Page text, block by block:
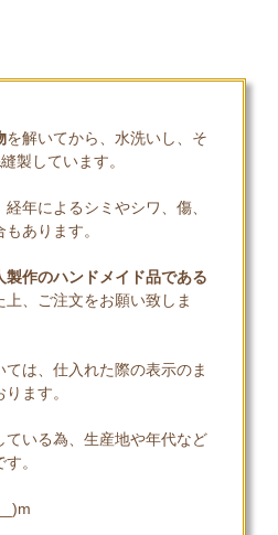
を解いてから、水洗いし、そ
製しています。
年によるシミやシワ、傷、
あります。
作のハンドメイド品である
、ご注文をお願い致しま
は、仕入れた際の表示のま
ます。
ている為、生産地や年代など
。